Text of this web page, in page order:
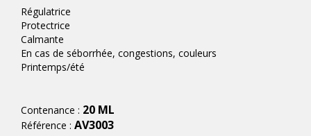
Régulatrice
Protectrice
Calmante
En cas de séborrhée, congestions, couleurs
Printemps/été
Contenance : 20 ML
Référence : AV3003